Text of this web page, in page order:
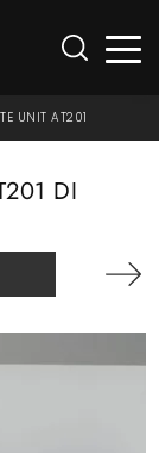
UNIT AT201
DI